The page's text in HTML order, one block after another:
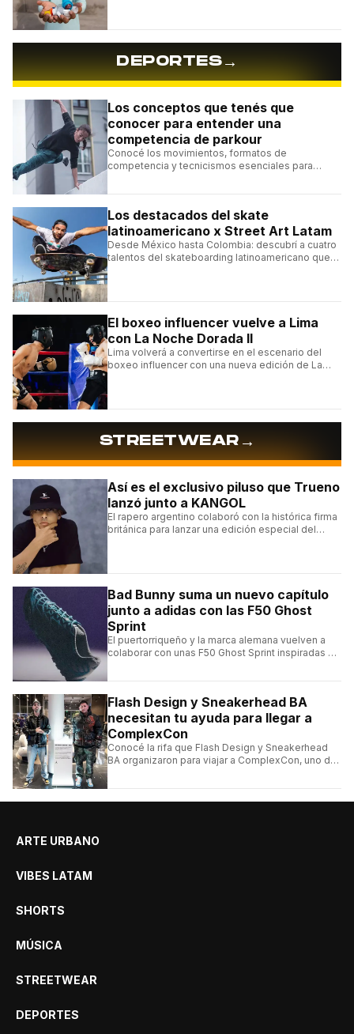
DEPORTES→
Los conceptos que tenés que
conocer para entender una
competencia de parkour
Conocé los movimientos, formatos de
competencia y tecnicismos esenciales para
Los destacados del skate
latinoamericano x Street Art Latam
Desde México hasta Colombia: descubrí a cuatro
talentos del skateboarding latinoamericano que
El boxeo influencer vuelve a Lima
con La Noche Dorada II
Lima volverá a convertirse en el escenario del
boxeo influencer con una nueva edición de La
STREETWEAR→
Así es el exclusivo piluso que Trueno
lanzó junto a KANGOL
El rapero argentino colaboró con la histórica firma
británica para lanzar una edición especial del
Bad Bunny suma un nuevo capítulo
junto a adidas con las F50 Ghost
Sprint
El puertorriqueño y la marca alemana vuelven a
colaborar con unas F50 Ghost Sprint inspiradas en
Flash Design y Sneakerhead BA
necesitan tu ayuda para llegar a
ComplexCon
Conocé la rifa que Flash Design y Sneakerhead
BA organizaron para viajar a ComplexCon, uno de
ARTE URBANO
VIBES LATAM
SHORTS
MÚSICA
STREETWEAR
DEPORTES